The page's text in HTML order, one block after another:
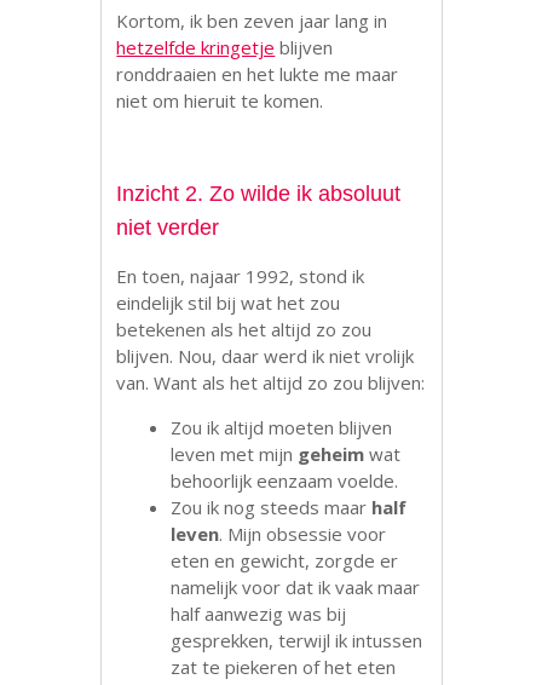
Kortom, ik ben zeven jaar lang in
hetzelfde kringetje blijven
ronddraaien en het lukte me maar
niet om hieruit te komen.
Inzicht 2. Zo wilde ik absoluut
niet verder
En toen, najaar 1992, stond ik
eindelijk stil bij wat het zou
betekenen als het altijd zo zou
blijven. Nou, daar werd ik niet vrolijk
van. Want als het altijd zo zou blijven:
Zou ik altijd moeten blijven
leven met mijn geheim wat
behoorlijk eenzaam voelde.
Zou ik nog steeds maar half
leven. Mijn obsessie voor
eten en gewicht, zorgde er
namelijk voor dat ik vaak maar
half aanwezig was bij
gesprekken, terwijl ik intussen
zat te piekeren of het eten